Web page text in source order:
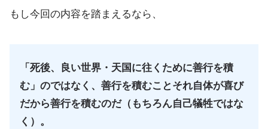
もし今回の内容を踏まえるなら、
「死後、良い世界・天国に往くために善行を積
む」のではなく、善行を積むことそれ自体が喜び
だから善行を積むのだ（もちろん自己犠牲ではな
く）。